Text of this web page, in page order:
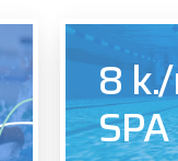
8
SPA